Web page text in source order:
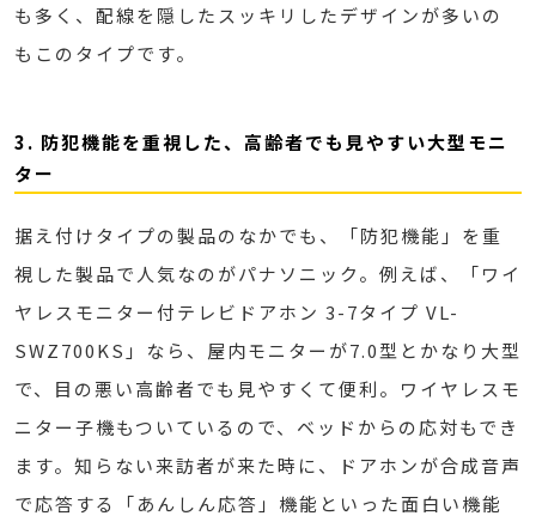
も多く、配線を隠したスッキリしたデザインが多いの
もこのタイプです。
3. 防犯機能を重視した、高齢者でも見やすい大型モニ
ター
据え付けタイプの製品のなかでも、「防犯機能」を重
視した製品で人気なのがパナソニック。例えば、「ワイ
ヤレスモニター付テレビドアホン 3-7タイプ VL-
SWZ700KS」なら、屋内モニターが7.0型とかなり大型
で、目の悪い高齢者でも見やすくて便利。ワイヤレスモ
ニター子機もついているので、ベッドからの応対もでき
ます。知らない来訪者が来た時に、ドアホンが合成音声
で応答する「あんしん応答」機能といった面白い機能